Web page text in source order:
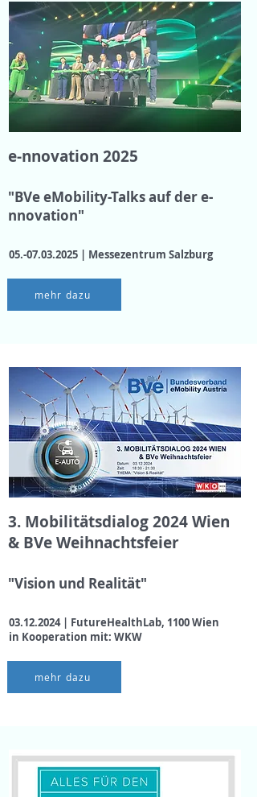
e-nnovation 2025
"BVe eMobility-Talks auf der e-
nnovation"
05.-07.03.2025 | Messezentrum Salzburg
mehr dazu
3. Mobilitätsdialog 2024 Wien
& BVe Weihnachtsfeier
"Vision und Realität"
03.12.2024| FutureHealthLab, 1100 Wien
in Kooperation mit: WKW
mehr dazu